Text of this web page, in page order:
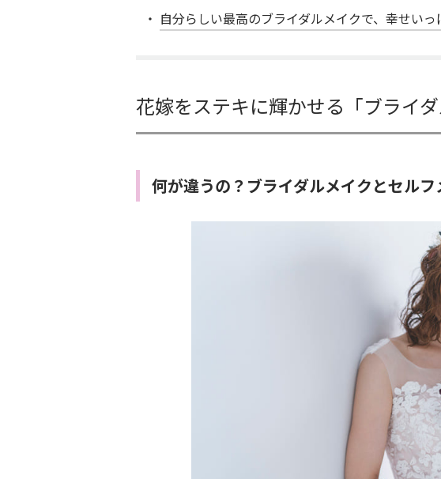
自分らしい最高のブライダルメイクで、幸せい
花嫁をステキに輝かせる「ブライ
何が違うの？ブライダルメイクとセル